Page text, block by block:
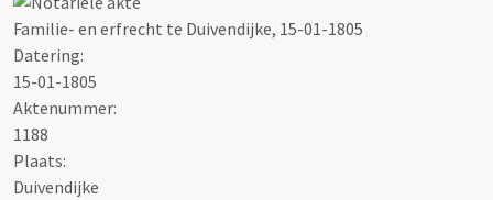
Familie- en erfrecht te Duivendijke, 15-01-1805
Datering:
15-01-1805
Aktenummer:
1188
Plaats:
Duivendijke